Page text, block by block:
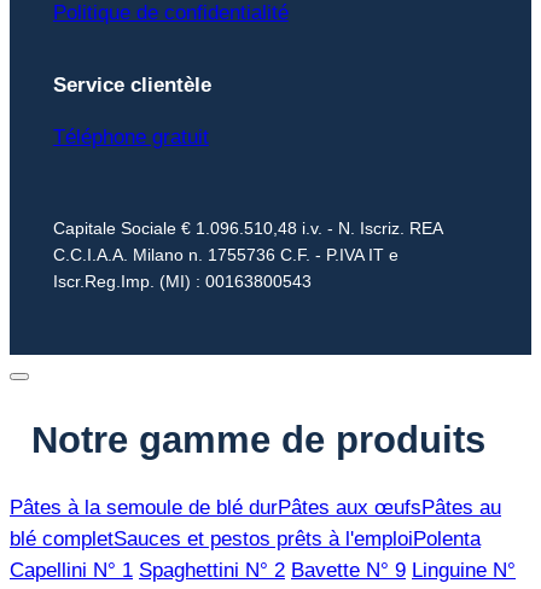
Politique de confidentialité
Service clientèle
Téléphone gratuit
Capitale Sociale € 1.096.510,48 i.v. - N. Iscriz. REA
C.C.I.A.A. Milano n. 1755736 C.F. - P.IVA IT e
Iscr.Reg.Imp. (MI) : 00163800543
Notre gamme de produits
Pâtes à la semoule de blé durPâtes aux œufs Pâtes au
blé completSauces et pestos prêts à l'emploi Polenta
Capellini N° 1 Spaghettini N° 2 Bavette N° 9 Linguine N°